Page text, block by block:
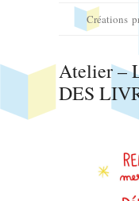
Créations
Atelier –
DES